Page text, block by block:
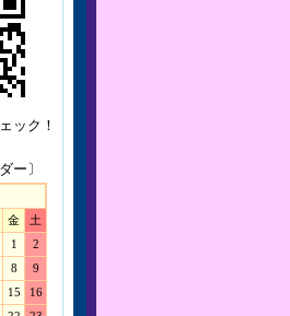
ック！
ー〕
金
土
1
2
8
9
15
16